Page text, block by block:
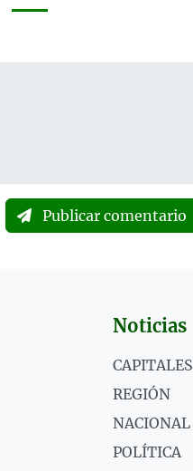
Publicar comentario
Noticias
CAPITALES
REGIÓN
NACIONAL
POLÍTICA